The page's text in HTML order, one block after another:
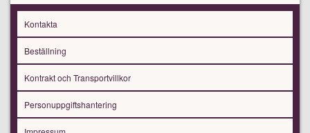
Kontakta
Beställning
Kontrakt och Transportvillkor
Personuppgiftshantering